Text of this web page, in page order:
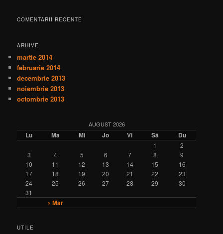
COMENTARII RECENTE
ARHIVE
martie 2014
februarie 2014
decembrie 2013
noiembrie 2013
octombrie 2013
AUGUST 2026
Lu Ma Mi Jo Vi Sâ Du
« Mar
1
2
3
4 5 6 7 8
9
10
11 12 13 14 15
16
17
18 19 20 21 22
23
24
25 26 27 28 29
30
31
UTILE